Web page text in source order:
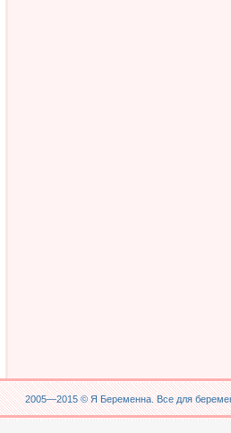
2005—2015 ©Я Беременна. Все для